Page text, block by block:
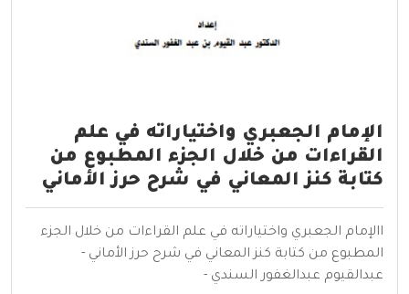
الإمام الجعبري واختياراته في علم
القراءات من خلال الجزء المطبوع من
كتابة كنز المعاني في شرح حرز الأماني
االإمام الجعبري واختياراته في علم القراءات من خلال الجزء
المطبوع من كتابة كنز المعاني في شرح حرز الأماني -
عبدالقيوم عبدالغفور السندي -